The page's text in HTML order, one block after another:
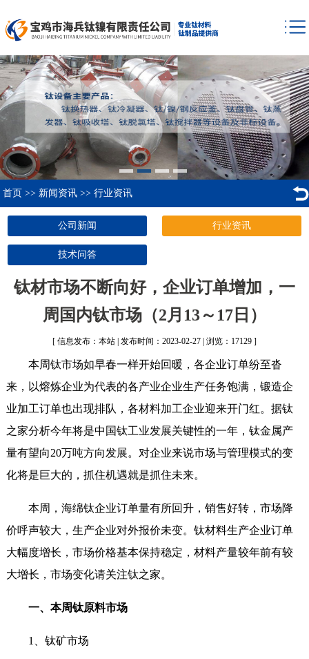
首页 >> 新闻资讯 >> 行业资讯
公司新闻 行业资讯
技术问答
钛材市场不断向好，企业订单增加，一
周国内钛市场（2月13～17日）
[ 信息发布：本站 | 发布时间：2023-02-27 | 浏览：17129 ]
本周钛市场如早春一样开始回暖，各企业订单纷至沓
来，以熔炼企业为代表的各产业企业生产任务饱满，锻造企
业加工订单也出现排队，各材料加工企业迎来开门红。据钛
之家分析今年将是中国钛工业发展关键性的一年，钛金属产
量有望向20万吨方向发展。对企业来说市场与管理模式的变
化将是巨大的，抓住机遇就是抓住未来。
本周，海绵钛企业订单量有所回升，销售好转，市场降
价呼声较大，生产企业对外报价未变。钛材料生产企业订单
大幅度增长，市场价格基本保持稳定，材料产量较年前有较
大增长，市场变化请关注钛之家。
一、本周钛原料市场
1、钛矿市场